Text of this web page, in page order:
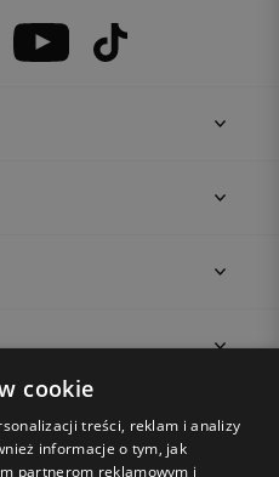
cookie
treści, reklam i analizy
informacje o tym, jak
partnerom reklamowym i